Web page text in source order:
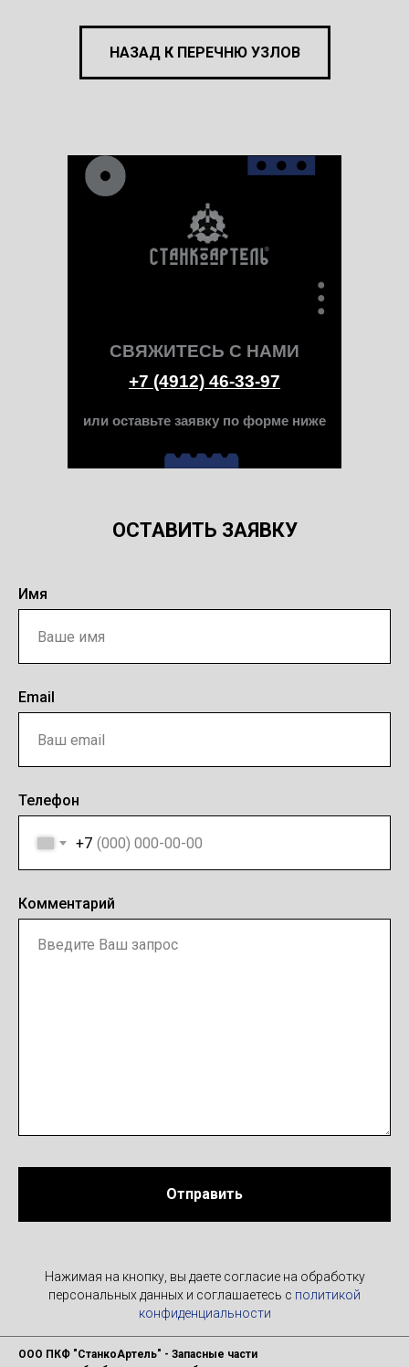
НАЗАД К ПЕРЕЧНЮ УЗЛОВ
СВЯЖИТЕСЬ С НАМИ
+7 (4912) 46-33-97
или оставьте заявку по форме ниже
ОСТАВИТЬ ЗАЯВКУ
Имя
Email
Телефон
+7
Комментарий
Отправить
Нажимая на кнопку, вы даете согласие на обработку
персональных данных и соглашаетесь c политикой
конфиденциальности
ООО ПКФ "СтанкоАртель" - Запасные части